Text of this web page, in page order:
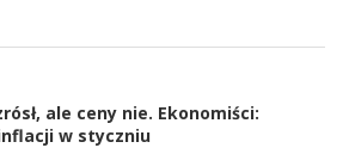
ale ceny nie. Ekonomiści:
w styczniu